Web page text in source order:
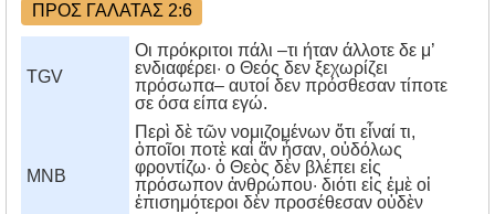
ΠΡΟΣ ΓΑΛΑΤΑΣ 2:6
TGV
Οι πρόκριτοι πάλι –τι ήταν άλλοτε δε μ’
ενδιαφέρει· ο Θεός δεν ξεχωρίζει
πρόσωπα– αυτοί δεν πρόσθεσαν τίποτε
σε όσα είπα εγώ.
MNB
Περὶ δὲ τῶν νομιζομένων ὅτι εἶναί τι,
ὁποῖοι ποτὲ καὶ ἄν ἦσαν, οὐδόλως
φροντίζω· ὁ Θεὸς δὲν βλέπει εἰς
πρόσωπον ἀνθρώπου· διότι εἰς ἐμὲ οἱ
ἐπισημότεροι δὲν προσέθεσαν οὐδὲν